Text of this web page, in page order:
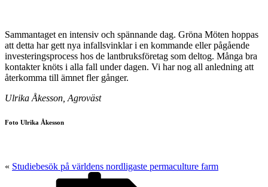
Sammantaget en intensiv och spännande dag. Gröna Möten hoppas
att detta har gett nya infallsvinklar i en kommande eller pågående
investeringsprocess hos de lantbruksföretag som deltog. Många bra
kontakter knöts i alla fall under dagen. Vi har nog all anledning att
återkomma till ämnet fler gånger.
Ulrika Åkesson, Agroväst
Foto Ulrika Åkesson
« Studiebesök på världens nordligaste permaculture farm